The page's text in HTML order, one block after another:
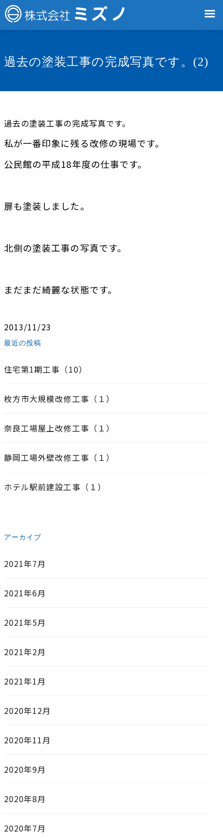
過去の塗装工事の完成写真です。(2)
過去の塗装工事の完成写真です。
私が一番印象に残る改修の現場です。
公民館の平成18年度の仕事です。
扉も塗装しました。
北側の塗装工事の写真です。
まだまだ綺麗な状態です。
2013/11/23
最近の投稿
住宅第1期工事（10）
枚方市大規模改修工事（１）
奈良工場屋上改修工事（１）
静岡工場外壁改修工事（１）
ホテル駅前建設工事（１）
アーカイブ
2021年7月
2021年6月
2021年5月
2021年2月
2021年1月
2020年12月
2020年11月
2020年9月
2020年8月
2020年7月